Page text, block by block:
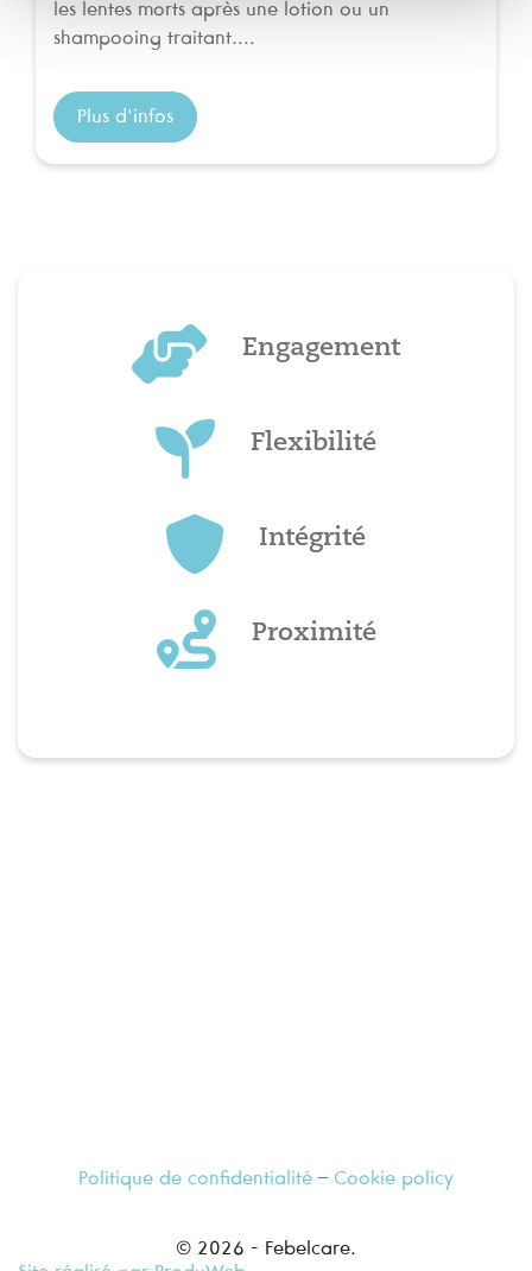
les lentes morts après une lotion ou un
shampooing traitant....
Plus d'infos
Engagement
Flexibilité
Intégrité
Proximité
Politique de confidentialité – Cookie policy
© 2026 - Febelcare.